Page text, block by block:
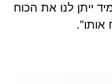
ייתן לנו את הכוח
אותו".